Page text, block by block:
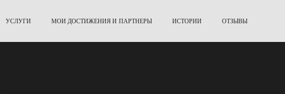
УСЛУГИ МОИ ДОСТИЖЕНИЯ И ПАРТНЕРЫ ИСТОРИИ ОТЗЫВЫ